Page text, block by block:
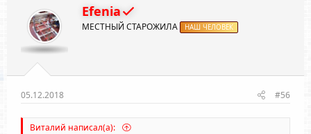
и
и
:
Efenia
МЕСТНЫЙ СТАРОЖИЛА НАШ ЧЕЛОВЕК
05.12.2018 #56
Виталий написал(а):